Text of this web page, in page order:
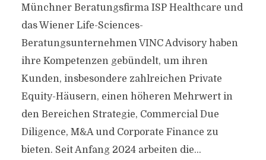
Münchner Beratungsfirma ISP Healthcare und
das Wiener Life-Sciences-
Beratungsunternehmen VINC Advisory haben
ihre Kompetenzen gebündelt, um ihren
Kunden, insbesondere zahlreichen Private
Equity-Häusern, einen höheren Mehrwert in
den Bereichen Strategie, Commercial Due
Diligence, M&A und Corporate Finance zu
bieten. Seit Anfang 2024 arbeiten die...